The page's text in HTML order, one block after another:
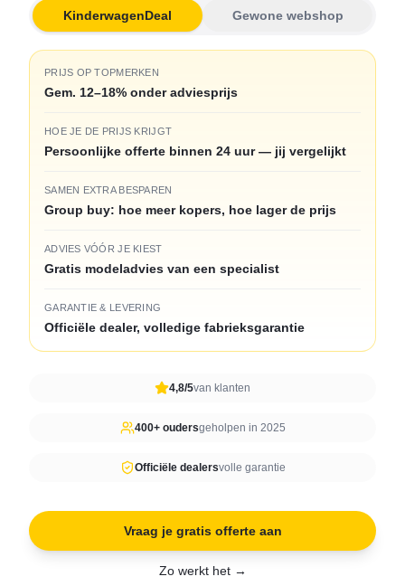
KinderwagenDeal Gewone webshop
PRIJS OP TOPMERKEN
Gem. 12–18% onder adviesprijs
HOE JE DE PRIJS KRIJGT
Persoonlijke offerte binnen 24 uur — jij vergelijkt
SAMEN EXTRA BESPAREN
Group buy: hoe meer kopers, hoe lager de prijs
ADVIES VÓÓR JE KIEST
Gratis modeladvies van een specialist
GARANTIE & LEVERING
Officiële dealer, volledige fabrieksgarantie
4,8/5van klanten
400+ oudersgeholpen in 2025
Officiële dealersvolle garantie
Vraag je gratis offerte aan
Zo werkt het →